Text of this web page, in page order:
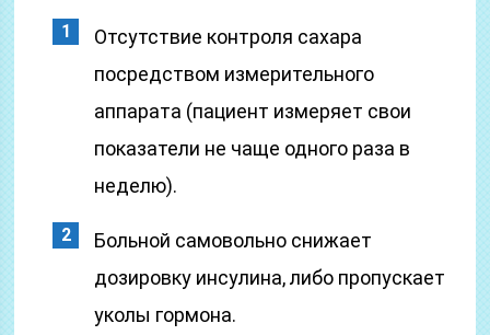
Отсутствие контроля сахара
посредством измерительного
аппарата (пациент измеряет свои
показатели не чаще одного раза в
неделю).
Больной самовольно снижает
дозировку инсулина, либо пропускает
уколы гормона.